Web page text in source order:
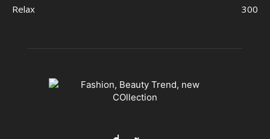
Relax
300